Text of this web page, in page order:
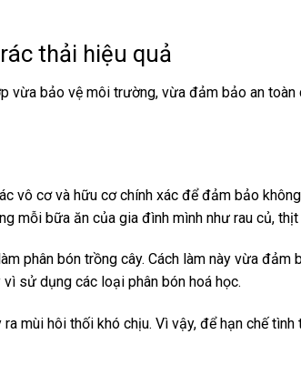
thải hiệu quả
vừa bảo vệ môi trường, vừa đảm bảo an toàn
vô cơ và hữu cơchính xác để đảm bảo
mỗi bữa ăn của gia đình mình như rau củ, thịt
phân bón trồng cây. Cách làm này vừa
sử dụng các loại phân bón hoá học.
mùi hôi thối khó chịu. Vì vậy, để hạn chế